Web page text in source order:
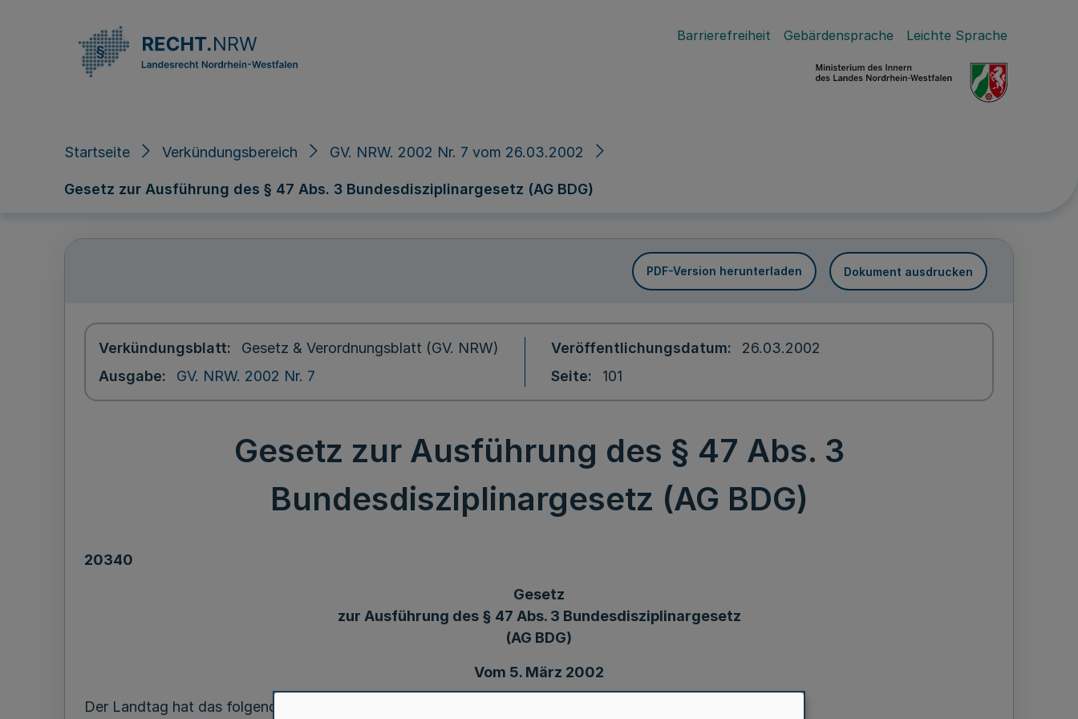
Barrierefreiheit Gebärdensprache Leichte Sprache
Startseite Verkündungsbereich GV. NRW. 2002 Nr. 7 vom 26.03.2002
Gesetz zur Ausführung des § 47 Abs. 3 Bundesdisziplinargesetz (AG BDG)
PDF-Version herunterladen Dokument ausdrucken
Verkündungsblatt
Gesetz & Verordnungsblatt (GV. NRW)
Ausgabe
GV. NRW. 2002 Nr. 7
Veröffentlichungsdatum
26.03.2002
Seite
101
Gesetz zur Ausführung des § 47 Abs. 3
Bundesdisziplinargesetz (AG BDG)
20340
Gesetz
zur Ausführung des § 47 Abs. 3 Bundesdisziplinargesetz
(AG BDG)
Vom 5. März 2002
Der Landtag hat das folgende Gesetz beschlossen, das hiermit verkündet wird: